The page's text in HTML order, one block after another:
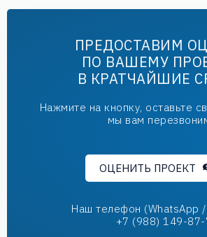
ПРЕДОСТАВИМ
ПО ВАШЕМУ
В КРАТЧАЙШИЕ
Нажмите на кнопку, оставьте
мы вам
ОЦЕНИТЬ ПРОЕКТ
Наш телефон (WhatsApp
+7 (988) 149-87-